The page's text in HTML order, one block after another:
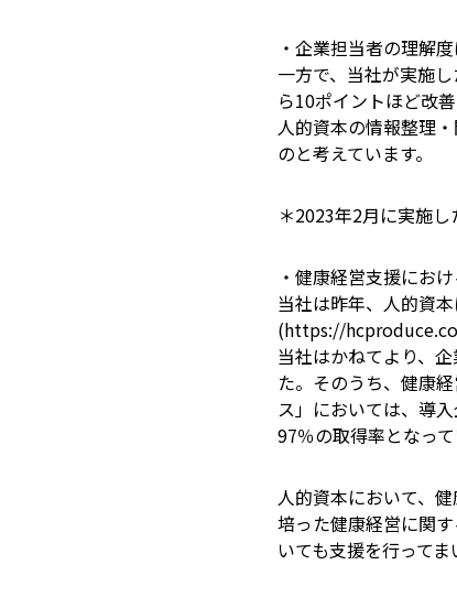
・企業担当者の理解
一方で、当社が実施
ら10ポイントほど改
人的資本の情報整理
のと考えています。
＊2023年2月に実施
・健康経営支援にお
当社は昨年、人的資
(https://
当社はかねてより、
た。そのうち、健康
ス」においては、導
97％の取得率となって
人的資本において、
培った健康経営に関
いても支援を行ってま